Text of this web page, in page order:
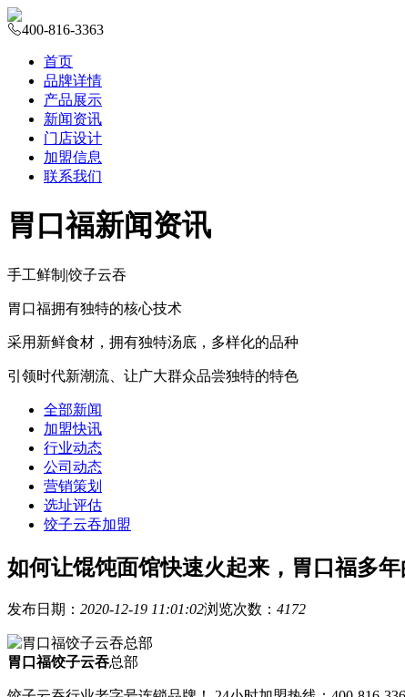
400-816-3363
首页
品牌详情
产品展示
新闻资讯
门店设计
加盟信息
联系我们
胃口福新闻资讯
手工鲜制 |饺子云吞
胃口福拥有独特的核心技术
采用新鲜食材，拥有独特汤底，多样化的品种
引领时代新潮流、让广大群众品尝独特的特色
全部新闻
加盟快讯
行业动态
公司动态
营销策划
选址评估
饺子云吞加盟
如何让馄饨面馆快速火起来，胃口福多
发布日期： 2020-12-19 11:01:02浏览次数： 4172
胃口福饺子云吞总部